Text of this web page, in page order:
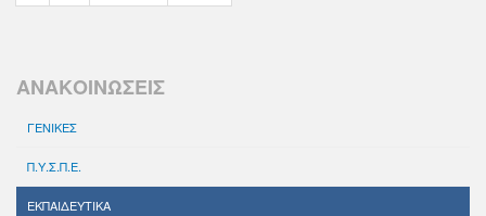
ΑΝΑΚΟΙΝΩΣΕΙΣ
ΓΕΝΙΚΕΣ
Π.Υ.Σ.Π.Ε.
ΕΚΠΑΙΔΕΥΤΙΚΑ